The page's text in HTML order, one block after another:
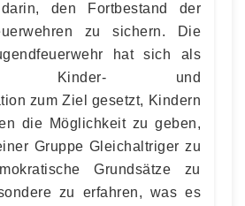
den Fortbestand der
zu sichern. Die
hat sich als
Kinder- und
zum Ziel gesetzt, Kindern
die Möglichkeit zu geben,
Gruppe Gleichaltriger zu
Grundsätze zu
zu erfahren, was es